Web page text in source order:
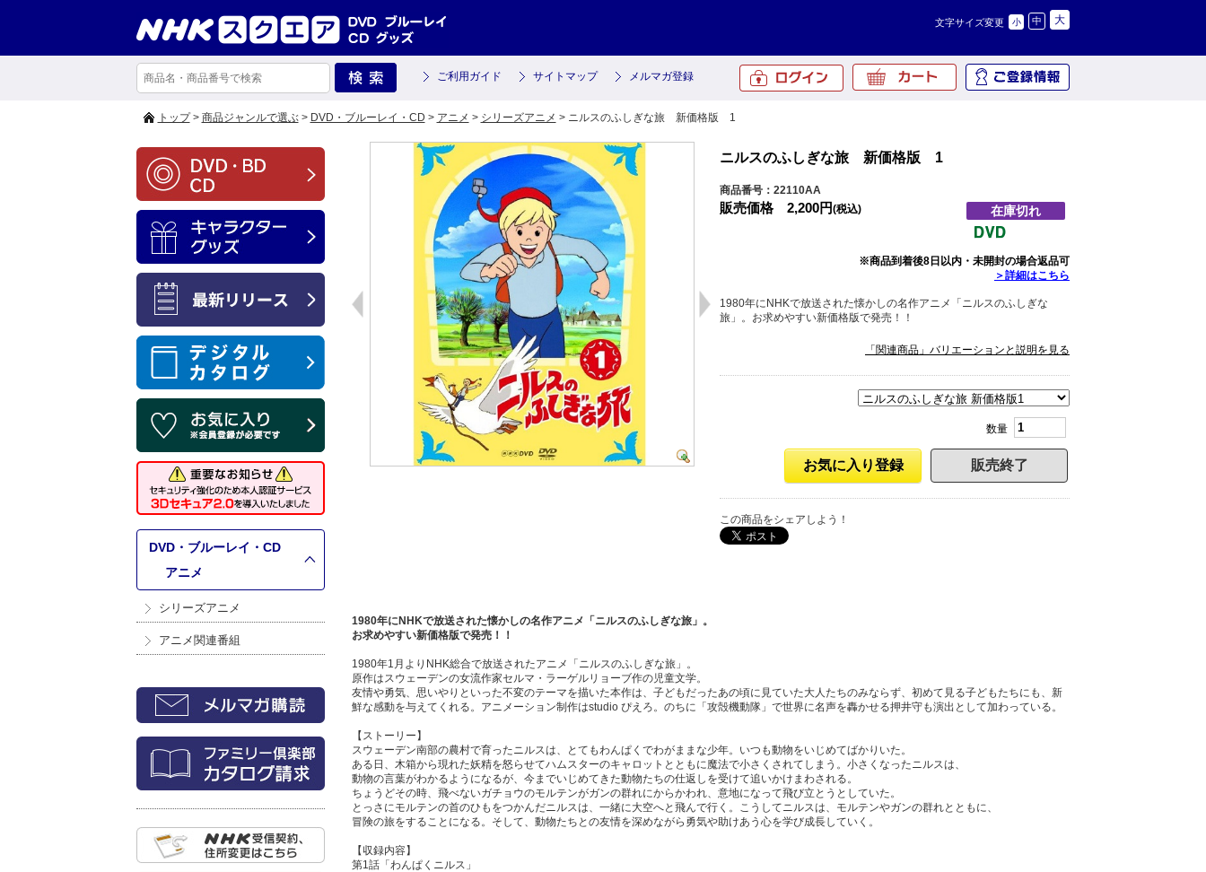
文字サイズ変更 小 中 大
ご利用ガイド サイトマップ メルマガ登録
トップ> 商品ジャンルで選ぶ> DVD・ブルーレイ・CD > アニメ > シリーズアニメ > ニルスのふしぎな旅 新価格版 1
DVD・ブルーレイ・CD
アニメ
シリーズアニメ
アニメ関連番組
ニルスのふしぎな旅 新価格版 1
商品番号：22110AA
販売価格 2,200円(税込) 在庫切れ
※商品到着後8日以内・未開封の場合返品可
＞詳細はこちら
1980年にNHKで放送された懐かしの名作アニメ「ニルスのふしぎな
旅」。お求めやすい新価格版で発売！！
「関連商品」バリエーションと説明を見る
数量
販売終了
お気に入り登録
この商品をシェアしよう！
1980年にNHKで放送された懐かしの名作アニメ「ニルスのふしぎな旅」。
お求めやすい新価格版で発売！！
1980年1月よりNHK総合で放送されたアニメ「ニルスのふしぎな旅」。
原作はスウェーデンの女流作家セルマ・ラーゲルリョーブ作の児童文学。
友情や勇気、思いやりといった不変のテーマを描いた本作は、子どもだったあの頃に見ていた大人たちのみならず、初めて見る子どもたちにも、新
鮮な感動を与えてくれる。アニメーション制作はstudio ぴえろ。のちに「攻殻機動隊」で世界に名声を轟かせる押井守も演出として加わっている。
【ストーリー】
スウェーデン南部の農村で育ったニルスは、とてもわんぱくでわがままな少年。いつも動物をいじめてばかりいた。
ある日、木箱から現れた妖精を怒らせてハムスターのキャロットとともに魔法で小さくされてしまう。小さくなったニルスは、
動物の言葉がわかるようになるが、今までいじめてきた動物たちの仕返しを受けて追いかけまわされる。
ちょうどその時、飛べないガチョウのモルテンがガンの群れにからかわれ、意地になって飛び立とうとしていた。
とっさにモルテンの首のひもをつかんだニルスは、一緒に大空へと飛んで行く。こうしてニルスは、モルテンやガンの群れとともに、
冒険の旅をすることになる。そして、動物たちとの友情を深めながら勇気や助けあう心を学び成長していく。
【収録内容】
第1話「わんぱくニルス」